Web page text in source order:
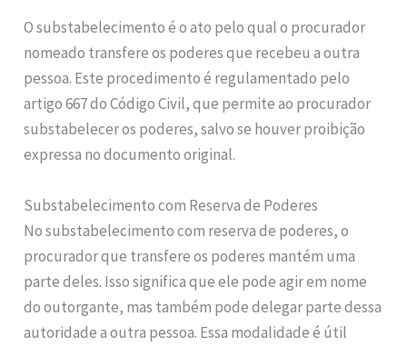
O substabelecimento é o ato pelo qual o procurador
nomeado transfere os poderes que recebeu a outra
pessoa. Este procedimento é regulamentado pelo
artigo 667 do Código Civil, que permite ao procurador
substabelecer os poderes, salvo se houver proibição
expressa no documento original.
Substabelecimento com Reserva de Poderes
No substabelecimento com reserva de poderes, o
procurador que transfere os poderes mantém uma
parte deles. Isso significa que ele pode agir em nome
do outorgante, mas também pode delegar parte dessa
autoridade a outra pessoa. Essa modalidade é útil